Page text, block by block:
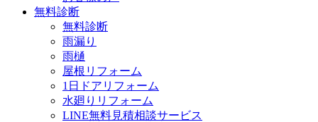
無料診断
無料診断
雨漏り
雨樋
屋根リフォーム
1日ドアリフォーム
水廻りリフォーム
LINE無料見積相談サービス